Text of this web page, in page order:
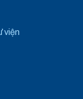
viện